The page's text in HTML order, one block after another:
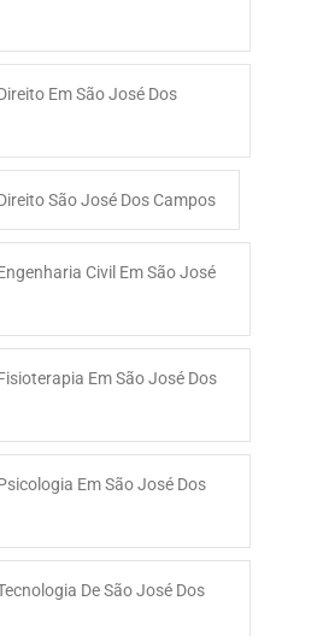
Em São José Dos
São José Dos Campos
Civil Em São José
Em São José Dos
Em São José Dos
De São José Dos